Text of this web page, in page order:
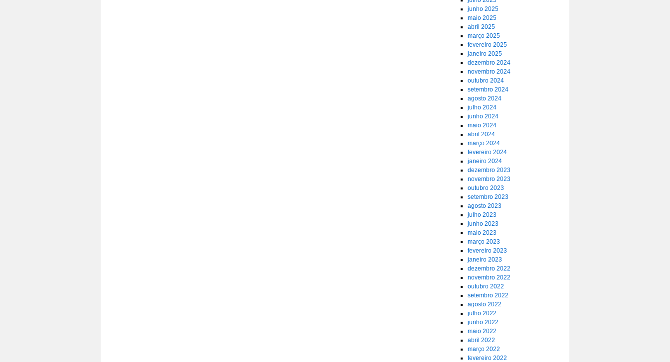
junho 2025
maio 2025
abril 2025
março 2025
fevereiro 2025
janeiro 2025
dezembro 2024
novembro 2024
outubro 2024
setembro 2024
agosto 2024
julho 2024
junho 2024
maio 2024
abril 2024
março 2024
fevereiro 2024
janeiro 2024
dezembro 2023
novembro 2023
outubro 2023
setembro 2023
agosto 2023
julho 2023
junho 2023
maio 2023
março 2023
fevereiro 2023
janeiro 2023
dezembro 2022
novembro 2022
outubro 2022
setembro 2022
agosto 2022
julho 2022
junho 2022
maio 2022
abril 2022
março 2022
fevereiro 2022